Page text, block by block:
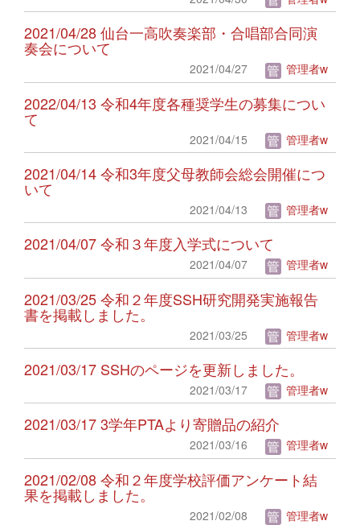
2021/04/28 仙台一高吹奏楽部・合唱部合同演
奏会について
2021/04/27 管理者w
2022/04/13 令和4年度各種奨学生の募集につい
て
2021/04/15 管理者w
2021/04/14 令和3年度父母教師会総会開催につ
いて
2021/04/13 管理者w
2021/04/07 令和３年度入学式について
2021/04/07 管理者w
2021/03/25 令和２年度SSH研究開発実施報告
書を掲載しました。
2021/03/25 管理者w
2021/03/17 SSHのページを更新しました。
2021/03/17 管理者w
2021/03/17 3学年PTAより寄贈品の紹介
2021/03/16 管理者w
2021/02/08 令和２年度学校評価アンケート結
果を掲載しました。
2021/02/08 管理者w